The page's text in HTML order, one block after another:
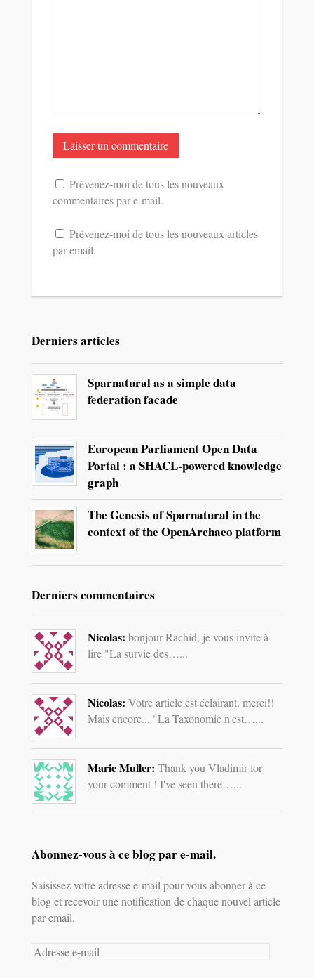
Prévenez-moi de tous les nouveaux
commentaires par e-mail.
Prévenez-moi de tous les nouveaux articles
par email.
Derniers articles
Sparnatural as a simple data
federation facade
European Parliament Open Data
Portal : a SHACL-powered knowledge
graph
The Genesis of Sparnatural in the
context of the OpenArchaeo platform
Derniers commentaires
Nicolas: bonjour Rachid, je vous invite à
lire "La survie des…...
Nicolas: Votre article est éclairant. merci!!
Mais encore... "La Taxonomie n'est…...
Marie Muller: Thank you Vladimir for
your comment ! I've seen there…...
Abonnez-vous à ce blog par e-mail.
Saisissez votre adresse e-mail pour vous abonner à ce
blog et recevoir une notification de chaque nouvel article
par email.
Adresse